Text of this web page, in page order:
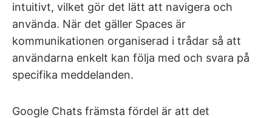
intuitivt, vilket gör det lätt att navigera och
använda. När det gäller Spaces är
kommunikationen organiserad i trådar så att
användarna enkelt kan följa med och svara på
specifika meddelanden.
Google Chats främsta fördel är att det